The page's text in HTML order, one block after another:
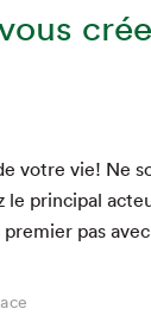
votre vie! Ne
le prin­ci­pal
pre­mier pas